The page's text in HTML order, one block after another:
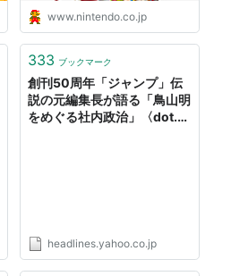
www.nintendo.co.jp
333 ブックマーク
創刊50周年「ジャンプ」伝
説の元編集長が語る「鳥山明
をめぐる社内政治」〈dot.〉
headlines.yahoo.co.jp